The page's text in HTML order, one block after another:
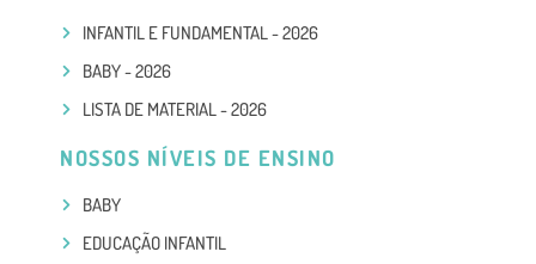
INFANTIL E FUNDAMENTAL - 2026
BABY - 2026
LISTA DE MATERIAL - 2026
NOSSOS NÍVEIS DE ENSINO
BABY
EDUCAÇÃO INFANTIL